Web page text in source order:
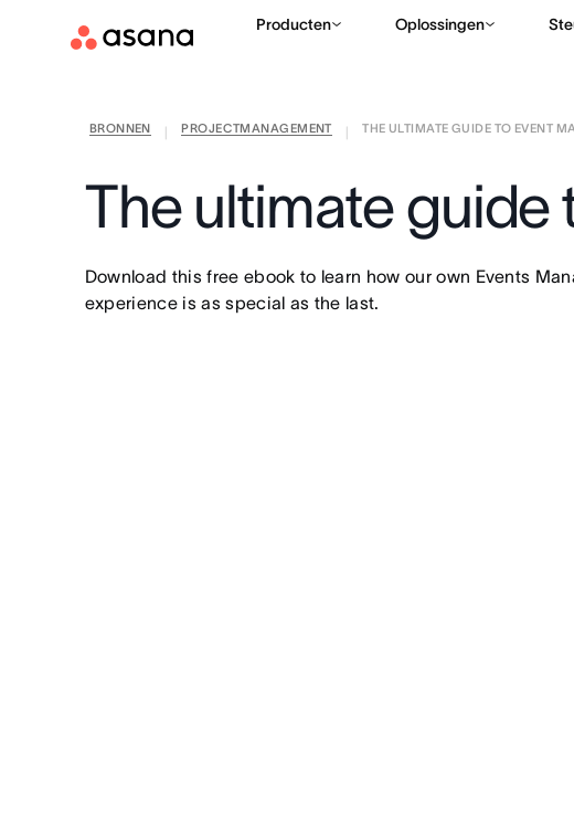
Producten Oplossingen
BRONNEN PROJECTMANAGEMENT THE ULTIMATE GUIDE TO EVENT
The ultimate guide
Download this free ebook to learn how our own Events
experience is as special as the last.